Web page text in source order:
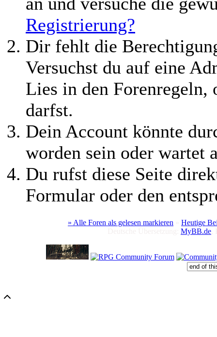
Registrierung?
Dir fehlt die
Versuchst du auf eine
Lies in den Forenregeln,
darfst.
Dein Account könnte
worden sein oder wartet
Du rufst diese Seite
Formular oder den
» Alle Foren als gelesen markieren
Heutige
MyBB.de